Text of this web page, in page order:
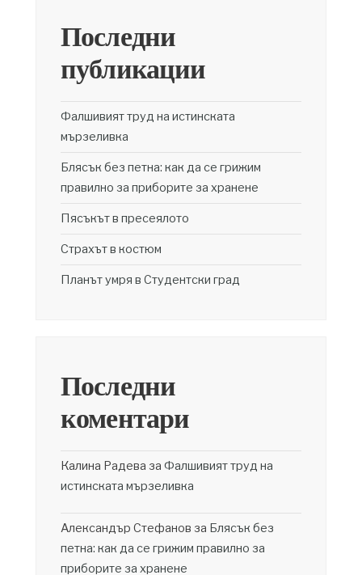
Последни
публикации
Фалшивият труд на истинската
мързеливка
Блясък без петна: как да се грижим
правилно за приборите за хранене
Пясъкът в пресеялото
Страхът в костюм
Планът умря в Студентски град
Последни
коментари
Калина Радева за Фалшивият труд на
истинската мързеливка
Александър Стефанов за Блясък без
петна: как да се грижим правилно за
приборите за хранене